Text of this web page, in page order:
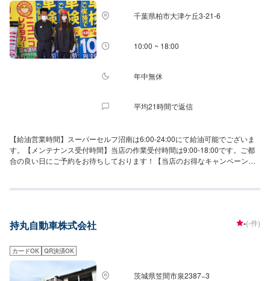
千葉県柏市大津ケ丘3-21-6
10:00 ~ 18:00
年中無休
平均21時間で返信
【給油営業時間】スーパーセルフ沼南は6:00-24:00にて給油可能でございま
す。【メンテナンス受付時間】当店の作業受付時間は9:00-18:00です。ご都
合の良い日にご予約をお待ちしております！【当店のお得なキャンペーン】
ビスもございます。貸し出し時間は7:00〜22:00となっております。ハイブリ
です。横に「ジェーソン柏沼南店」様がございます。
持丸自動車株式会社 -(-件)
カードOK QR決済OK
茨城県笠間市泉2387−3